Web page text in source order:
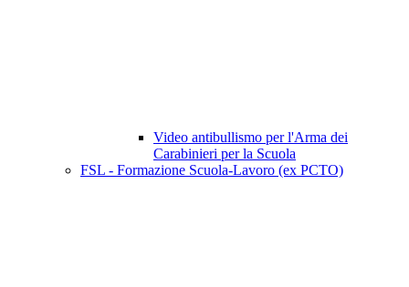
Video antibullismo per l'Arma dei
Carabinieri per la Scuola
FSL - Formazione Scuola-Lavoro (ex PCTO)